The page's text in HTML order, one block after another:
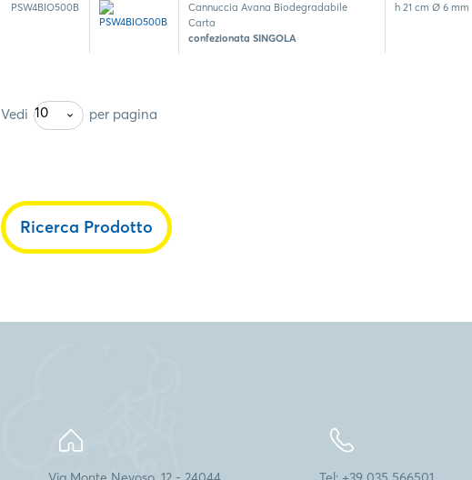
PSW4BIO500B
Cannuccia Avana Biodegradabile
Carta
confezionata SINGOLA
h 21 cm Ø 6 mm
Vedi 10 per pagina
Ricerca Prodotto